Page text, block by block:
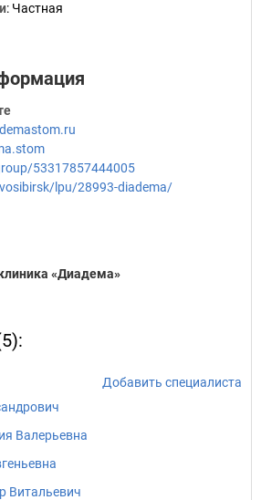
: Частная
53317857444005
lpu/28993-diadema/
«Диадема»
Добавить специалиста
Валерьевна
Витальевич